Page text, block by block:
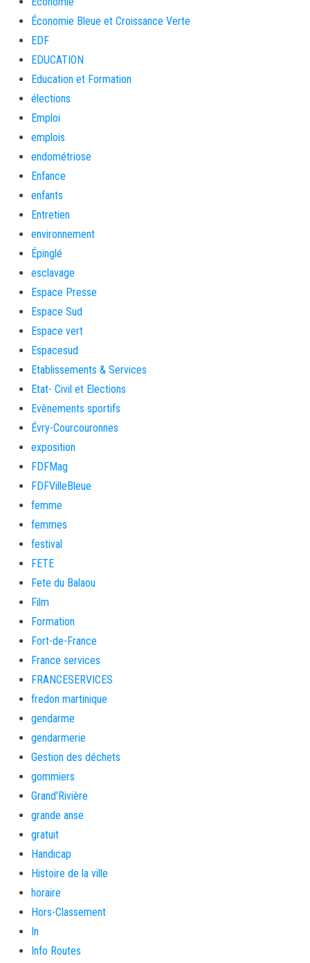
Économie Bleue et Croissance Verte
EDF
EDUCATION
Education et Formation
élections
Emploi
emplois
endométriose
Enfance
enfants
Entretien
environnement
Épinglé
esclavage
Espace Presse
Espace Sud
Espace vert
Espacesud
Etablissements & Services
Etat- Civil et Elections
Evènements sportifs
Évry-Courcouronnes
exposition
FDFMag
FDFVilleBleue
femme
femmes
festival
FETE
Fete du Balaou
Film
Formation
Fort-de-France
France services
FRANCESERVICES
fredon martinique
gendarme
gendarmerie
Gestion des déchets
gommiers
Grand'Rivière
grande anse
gratuit
Handicap
Histoire de la ville
horaire
Hors-Classement
In
Info Routes